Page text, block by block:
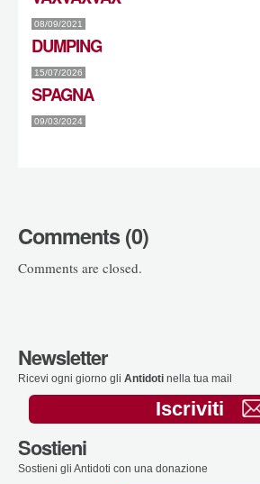
08/09/2021
DUMPING
15/07/2026
SPAGNA
09/03/2024
Comments (0)
Comments are closed.
Newsletter
Ricevi ogni giorno gli Antidoti nella tua mail
Iscriviti
Sostieni
Sostieni gli Antidoti con una donazione